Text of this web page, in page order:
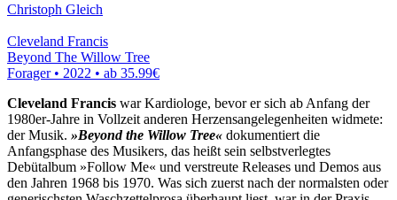
Christoph Gleich
Cleveland Francis
Beyond The Willow Tree
Forager • 2022 • ab 35.99€
Cleveland Francis war Kardiologe, bevor er sich ab Anfang der
1980er-Jahre in Vollzeit anderen Herzensangelegenheiten widmete:
der Musik. »Beyond the Willow Tree« dokumentiert die
Anfangsphase des Musikers, das heißt sein selbstverlegtes
Debütalbum »Follow Me« und verstreute Releases und Demos aus
den Jahren 1968 bis 1970. Was sich zuerst nach der normalsten oder